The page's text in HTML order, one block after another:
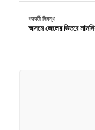
পরবর্তী নিবন্ধ
অসমে জেলের ভিতরে